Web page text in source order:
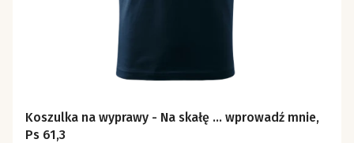
Koszulka na wyprawy - Na skałę ... wprowadź mnie,
Ps 61,3